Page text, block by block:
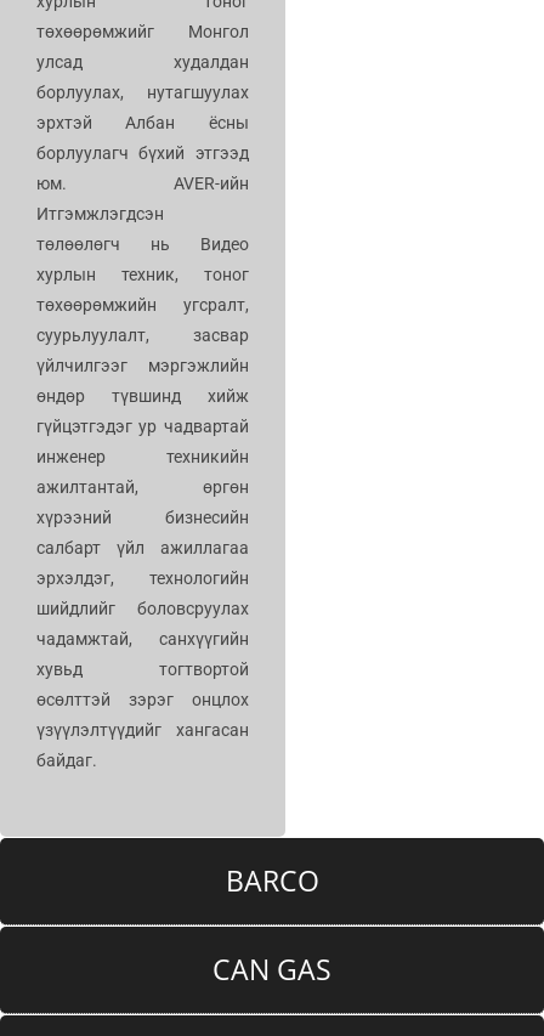
BARCO
CAN GAS
төхөөрөмжийг Монгол
улсад худалдан
борлуулах, нутагшуулах
эрхтэй Албан ёсны
борлуулагч бүхий этгээд
юм. AVER-ийн
Итгэмжлэгдсэн
төлөөлөгч нь Видео
хурлын техник, тоног
төхөөрөмжийн угсралт,
суурьлуулалт, засвар
үйлчилгээг мэргэжлийн
өндөр түвшинд хийж
гүйцэтгэдэг ур чадвартай
инженер техникийн
ажилтантай, өргөн
хүрээний бизнесийн
салбарт үйл ажиллагаа
эрхэлдэг, технологийн
шийдлийг боловсруулах
чадамжтай, санхүүгийн
хувьд тогтвортой
өсөлттэй зэрэг онцлох
үзүүлэлтүүдийг хангасан
байдаг.